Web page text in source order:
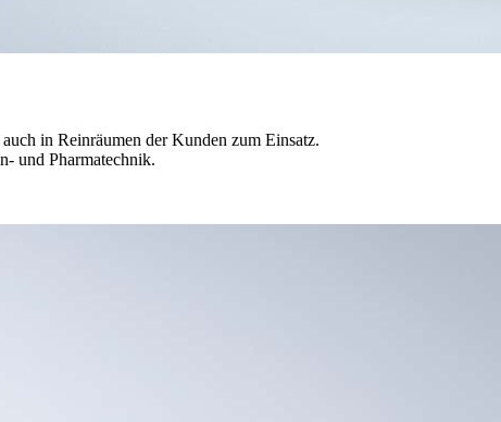
in Reinräumen der Kunden zum Einsatz.
und Pharmatechnik.